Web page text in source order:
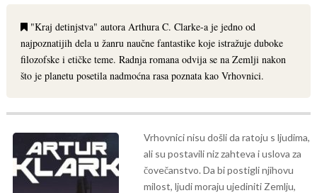
"Kraj detinjstva" autora Arthura C. Clarke-a je jedno od
najpoznatijih dela u žanru naučne fantastike koje istražuje duboke
filozofske i etičke teme. Radnja romana odvija se na Zemlji nakon
što je planetu posetila nadmoćna rasa poznata kao Vrhovnici.
Vrhovnici nisu došli da ratoju s ljudima,
ali su postavili niz zahteva i uslova za
čovečanstvo. Da bi postigli njihovu
milost, ljudi moraju ujediniti Zemlju,